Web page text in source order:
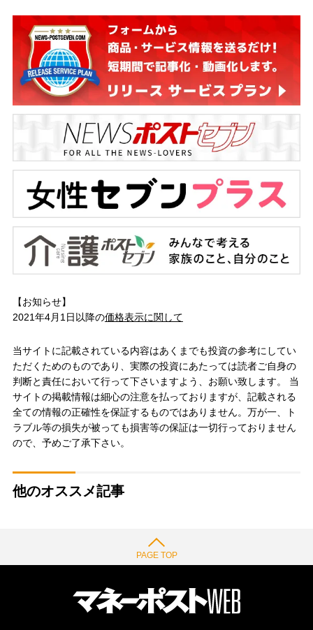
【お知らせ】
2021年4月1日以降の価格表示に関して
当サイトに記載されている内容はあくまでも投資の参考にしてい
ただくためのものであり、実際の投資にあたっては読者ご自身の
判断と責任において行って下さいますよう、お願い致します。 当
サイトの掲載情報は細心の注意を払っておりますが、記載される
全ての情報の正確性を保証するものではありません。万が一、ト
ラブル等の損失が被っても損害等の保証は一切行っておりません
ので、予めご了承下さい。
他のオススメ記事
PAGE TOP